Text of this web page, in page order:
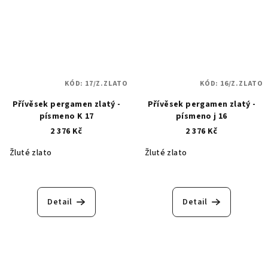
Přívěsek pergamen zlatý -
písmeno K 17
2 376 Kč
Žluté zlato
Detail
KÓD: 17/Z.ZLATO
Přívěsek pergamen zlatý -
písmeno j 16
2 376 Kč
Žluté zlato
Detail
KÓD: 16/Z.ZLATO